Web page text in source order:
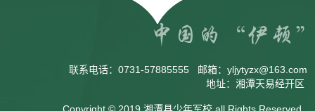
联系电话： 0731-57885555邮箱： yljytyzx@163.com
地址：湘潭天易经开区
Copyright © 2019 湘潭县少年军校 all Rights Reserved.